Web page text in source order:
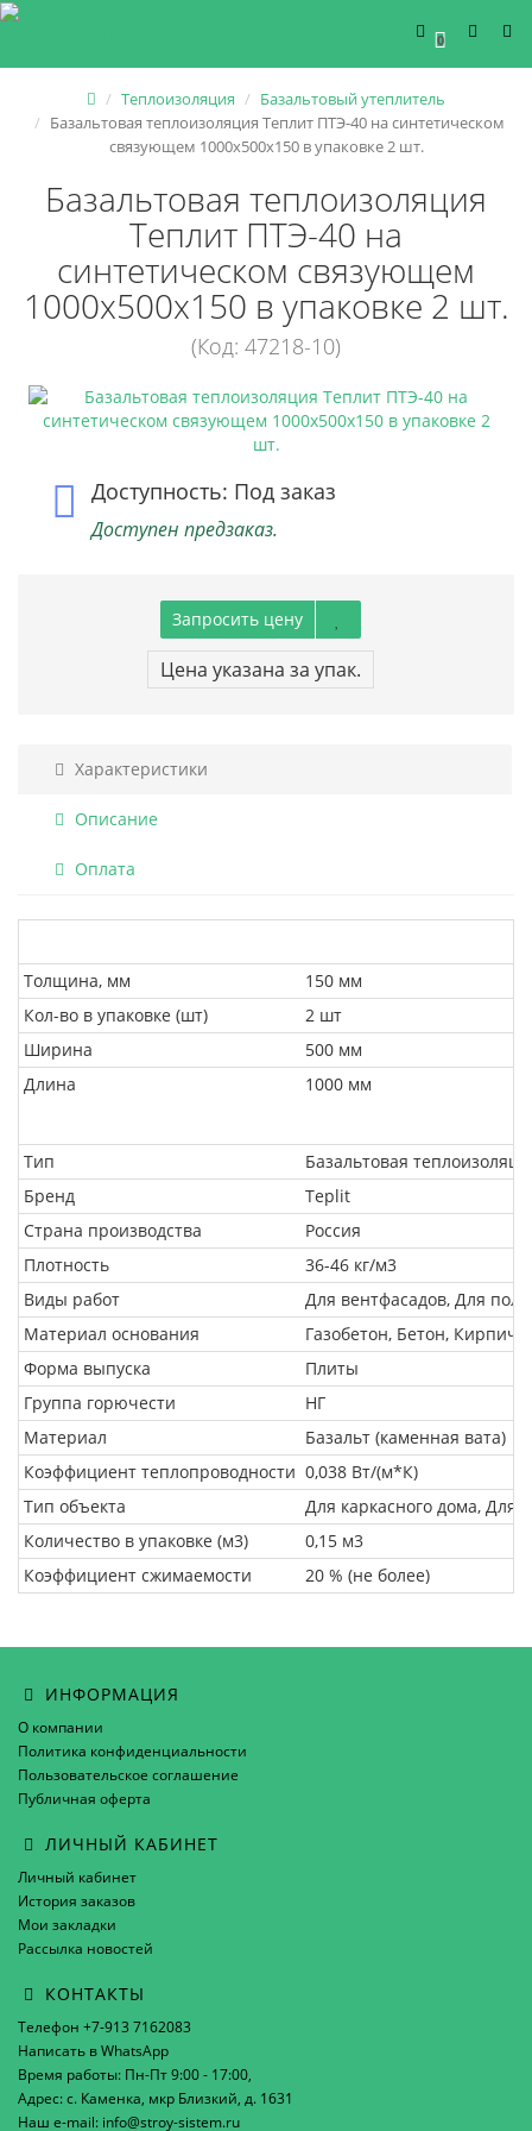
0
Теплоизоляция
Базальтовый утеплитель
Базальтовая теплоизоляция Теплит ПТЭ-40 на синтетическом
связующем 1000x500x150 в упаковке 2 шт.
Базальтовая теплоизоляция
Теплит ПТЭ-40 на
синтетическом связующем
1000x500x150 в упаковке 2 шт.
(Код: 47218-10)
Доступность: Под заказ
Доступен предзаказ.
Запросить цену
Цена указана за упак.
Характеристики
Описание
Оплата
Толщина, мм
150 мм
Кол-во в упаковке (шт)
2 шт
Ширина
500 мм
Длина
1000 мм
Тип
Базальтовая
Бренд
Teplit
Страна производства
Россия
Плотность
36-46 кг/м3
Виды работ
Для вентфасадов, Для
Материал основания
Газобетон, Бетон, Кирпич,
Форма выпуска
Плиты
Группа горючести
НГ
Материал
Базальт (каменная вата)
Коэффициент теплопроводности 0,038 Вт/(м*К)
Тип объекта
Для каркасного дома, Для
Количество в упаковке (м3)
0,15 м3
Коэффициент сжимаемости
20 % (не более)
ИНФОРМАЦИЯ
О компании
Политика конфиденциальности
Пользовательское соглашение
Публичная оферта
ЛИЧНЫЙ КАБИНЕТ
Личный кабинет
История заказов
Мои закладки
Рассылка новостей
КОНТАКТЫ
Телефон +7-913 7162083
Написать в WhatsApp
Время работы: Пн-Пт 9:00 - 17:00,
Адрес: с. Каменка, мкр Близкий, д. 1631
Наш e-mail: info@stroy-sistem.ru